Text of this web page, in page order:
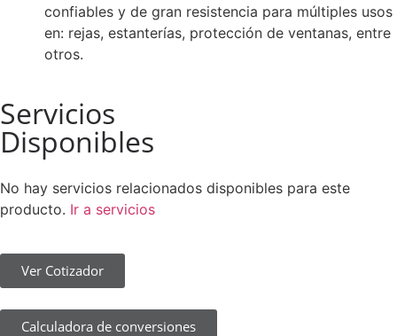
confiables y de gran resistencia para múltiples usos
en: rejas, estanterías, protección de ventanas, entre
otros.
Servicios
Disponibles
No hay servicios relacionados disponibles para este
producto. Ir a servicios
Ver Cotizador
Calculadora de conversiones